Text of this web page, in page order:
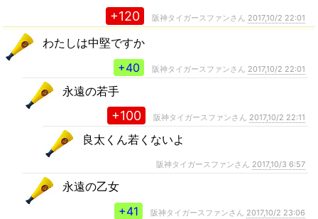
+120 阪神タイガースファンさん 2017,10/2 22:01
わたしは中堅ですか
+40
阪神タイガースファンさん 2017,10/2 22:01
永遠の若手
+100 阪神タイガースファンさん 2017,10/2 22:11
良太くん若くないよ
阪神タイガースファンさん 2017,10/3 6:57
永遠の乙女
+41
阪神タイガースファンさん 2017,10/2 23:06